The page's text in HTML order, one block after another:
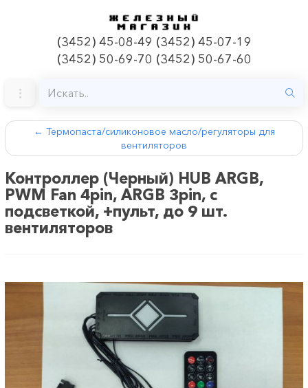
(3452) 45-08-49 (3452) 45-07-19
(3452) 50-69-70 (3452) 50-67-60
← Термопаста/силиконовое масло/регуляторы для
вентиляторов
Контроллер (Черный) HUB ARGB,
PWM Fan 4pin, ARGB 3pin, с
подсветкой, +пульт, до 9 шт.
вентиляторов